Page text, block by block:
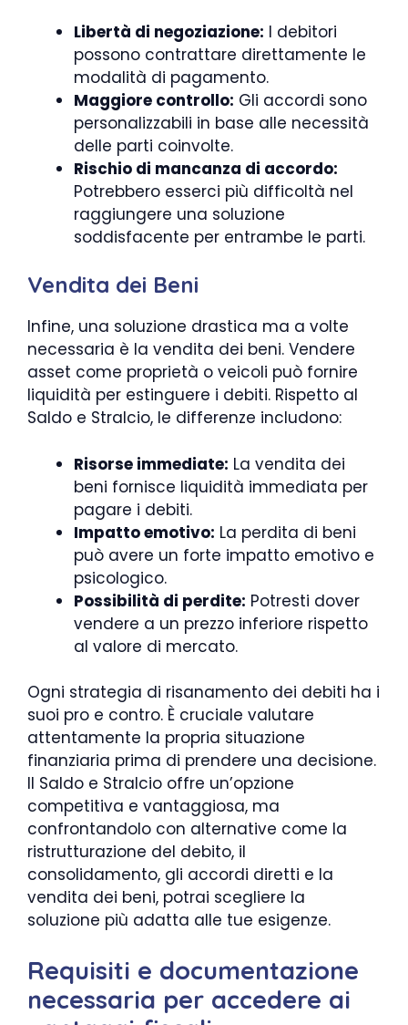
Libertà di negoziazione: I debitori
possono contrattare direttamente le
modalità di pagamento.
Maggiore controllo: Gli accordi sono
personalizzabili in base alle necessità
delle parti coinvolte.
Rischio di mancanza di accordo:
Potrebbero esserci più difficoltà nel
raggiungere una soluzione
soddisfacente per entrambe le parti.
Vendita dei Beni
Infine, una soluzione drastica ma a volte
necessaria è la vendita dei beni. Vendere
asset come proprietà o veicoli può fornire
liquidità per estinguere i debiti. Rispetto al
Saldo e Stralcio, le differenze includono:
Risorse immediate: La vendita dei
beni fornisce liquidità immediata per
pagare i debiti.
Impatto emotivo: La perdita di beni
può avere un forte impatto emotivo e
psicologico.
Possibilità di perdite: Potresti dover
vendere a un prezzo inferiore rispetto
al valore di mercato.
Ogni strategia di risanamento dei debiti ha i
suoi pro e contro. È cruciale valutare
attentamente la propria situazione
finanziaria prima di prendere una decisione.
Il Saldo e Stralcio offre un’opzione
competitiva e vantaggiosa, ma
confrontandolo con alternative come la
ristrutturazione del debito, il
consolidamento, gli accordi diretti e la
vendita dei beni, potrai scegliere la
soluzione più adatta alle tue esigenze.
Requisiti e documentazione
necessaria per accedere ai